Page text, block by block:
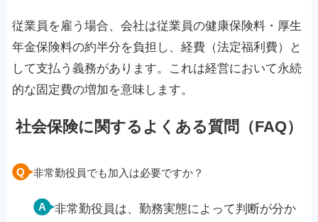
従業員を雇う場合、会社は従業員の健康保険料・厚生
年金保険料の約半分を負担し、経費（法定福利費）と
して支払う義務があります。これは経営において永続
的な固定費の増加を意味します。
社会保険に関するよくある質問（FAQ）
非常勤役員でも加入は必要ですか？
非常勤役員は、勤務実態によって判断が分か